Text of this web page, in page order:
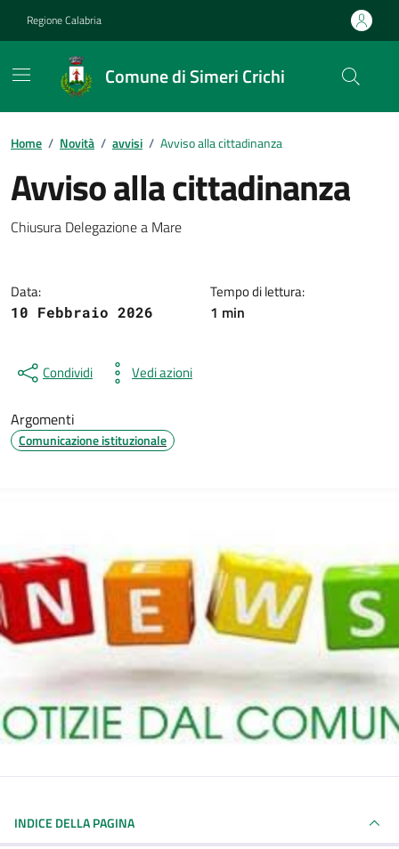
Regione Calabria
Comune di Simeri Crichi
Home / Novità / avvisi / Avviso alla cittadinanza
Avviso alla cittadinanza
Dettagli della notizia
Chiusura Delegazione a Mare
Data:
10 Febbraio 2026
Tempo di lettura:
1 min
Condividi Vedi azioni
Argomenti
Comunicazione istituzionale
INDICE DELLA PAGINA